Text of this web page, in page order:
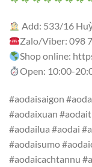
Add: 533/16
Zalo/Viber: 098
Shop online:
Open: 10:00-
#aodaisaigon
#aodaixuan
#aodailua #aodai
#aodaisumo
#aodaicachtannu